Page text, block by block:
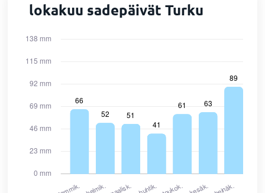
lokakuu sadepäivät Turku